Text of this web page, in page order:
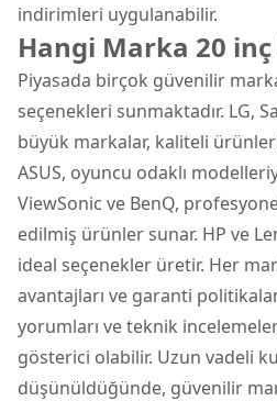
indirimleri uygulanabilir.
Hangi Marka 20 inç
Piyasada birçok güvenilir
seçenekleri sunmaktadır. LG,
büyük markalar, kaliteli
ASUS, oyuncu odaklı
ViewSonic ve BenQ,
edilmiş ürünler sunar. HP ve
ideal seçenekler üretir. Her
avantajları ve garanti
yorumları ve teknik
gösterici olabilir. Uzun vadeli
düşünüldüğünde, güvenilir